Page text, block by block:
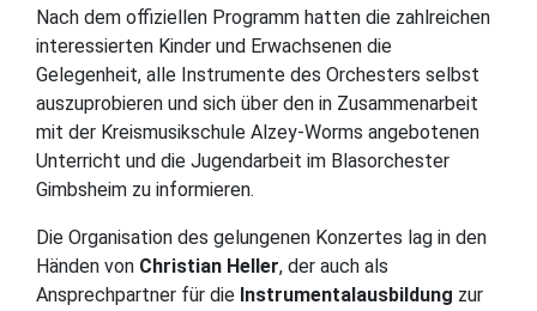
Nach dem offiziellen Programm hatten die zahlreichen
interessierten Kinder und Erwachsenen die
Gelegenheit, alle Instrumente des Orchesters selbst
auszuprobieren und sich über den in Zusammenarbeit
mit der Kreismusikschule Alzey-Worms angebotenen
Unterricht und die Jugendarbeit im Blasorchester
Gimbsheim zu informieren.
Die Organisation des gelungenen Konzertes lag in den
Händen von Christian Heller, der auch als
Ansprechpartner für die Instrumentalausbildung zur